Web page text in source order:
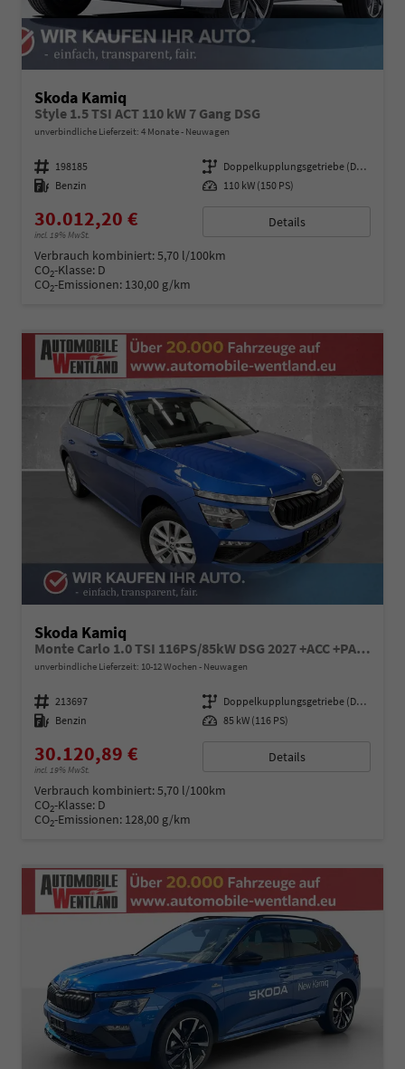
Skoda Kamiq
Style 1.5 TSI ACT 110 kW 7 Gang DSG
unverbindliche Lieferzeit: 4 Monate Neuwagen
Fahrzeugnummer 198185 Getriebe
Doppelkupplungsgetriebe (DSG)
Kraftstoff Benzin Leistung 110 kW (150 PS)
30.012,20 €
incl. 19% MwSt.
Details
Verbrauch kombiniert:5,70 l/100km
CO2-Klasse: D
CO2-Emissionen: 130,00 g/km
Skoda Kamiq
Monte Carlo 1.0 TSI 116PS/85kW DSG 2027 +ACC +PANO +MATRIX +17" ALU
unverbindliche Lieferzeit: 10-12 Wochen Neuwagen
Fahrzeugnummer 213697 Getriebe
Doppelkupplungsgetriebe (DSG)
Kraftstoff Benzin Leistung 85 kW (116 PS)
30.120,89 €
incl. 19% MwSt.
Details
Verbrauch kombiniert:5,70 l/100km
CO2-Klasse: D
CO2-Emissionen: 128,00 g/km